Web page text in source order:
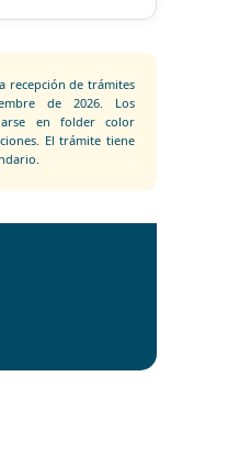
recepción de trámites
de 2026. Los
en folder color
El trámite tiene